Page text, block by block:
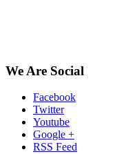
We Are Social
Facebook
Twitter
Youtube
Google +
RSS Feed